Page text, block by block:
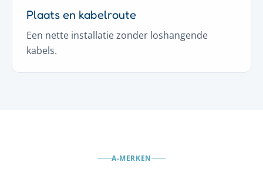
Plaats en kabelroute
Een nette installatie zonder loshangende
kabels.
A-MERKEN